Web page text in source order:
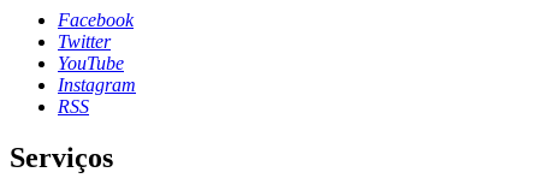
Facebook
Twitter
YouTube
Instagram
RSS
Serviços